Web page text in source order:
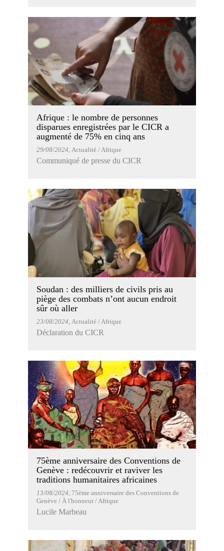
Afrique : le nombre de personnes
disparues enregistrées par le CICR a
augmenté de 75% en cinq ans
29/08/2024 , Actualité / Afrique
Communiqué de presse du CICR
Soudan : des milliers de civils pris au
piège des combats n’ont aucun endroit
sûr où aller
23/08/2024 , Actualité / Afrique
Déclaration du CICR
75ème anniversaire des Conventions de
Genève : redécouvrir et raviver les
traditions humanitaires africaines
13/08/2024, 75ème anniversaire des Conventions de
Genève / À l'honneur / Afrique
Lucile Marbeau